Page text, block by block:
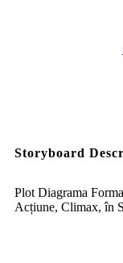
Storyboard
Plot Diagrama
Acțiune, Climax, în